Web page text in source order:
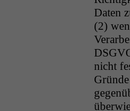
Daten
(2)
nicht